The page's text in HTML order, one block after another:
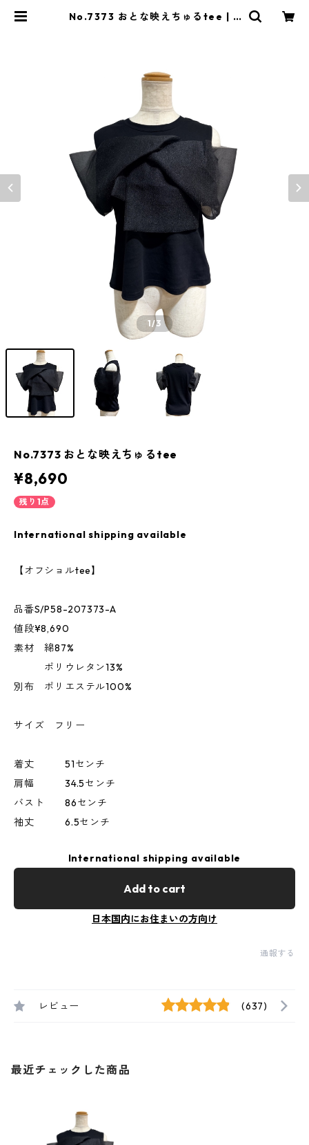
No.7373 おとな映えちゅるtee | a
1/3
No.7373 おとな映えちゅるtee
¥8,690
残り1点
International shipping available
【オフショルtee】
品番S/P58-207373-A
値段¥8,690
素材 綿87%
ポリウレタン13%
別布 ポリエステル100%
サイズ フリー
着丈 51センチ
肩幅 34.5センチ
バスト 86センチ
袖丈 6.5センチ
International shipping available
Add to cart
日本国内にお住まいの方向け
通報する
レビュー (637)
最近チェックした商品